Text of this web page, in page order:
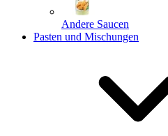
Andere Saucen
Pasten und Mischungen